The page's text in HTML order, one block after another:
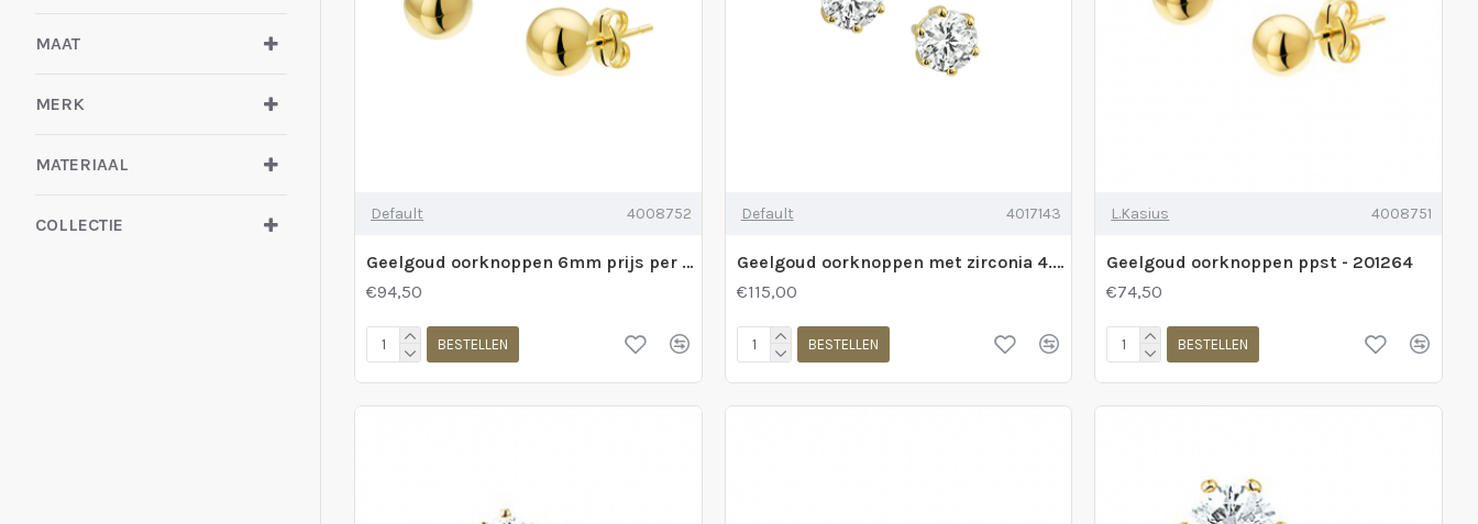
MAAT
MERK
MATERIAAL
COLLECTIE
Default 4008752
Geelgoud oorknoppen 6mm prijs per stuk - 222736
€94,50
BESTELLEN
Default 4017143
Geelgoud oorknoppen met zirconia 4.5mm prijs per stuk - 234943
€115,00
BESTELLEN
L.Kasius 4008751
Geelgoud oorknoppen ppst - 201264
€74,50
BESTELLEN